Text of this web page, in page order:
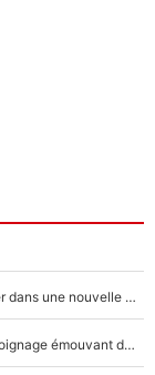
F1 - Alpine signe un accord «impensable» et va entrer dans une nouvelle dimension : Grande nouvelle pour Pierre Gasly !
F1 : « Je lui ai fait un câlin, puis j’ai dû partir...», le témoignage émouvant de Max Verstappen sur sa fille